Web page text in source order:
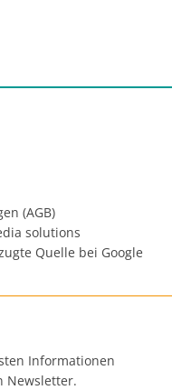
(AGB)
solutions
Quelle bei Google
Informationen
Newsletter.